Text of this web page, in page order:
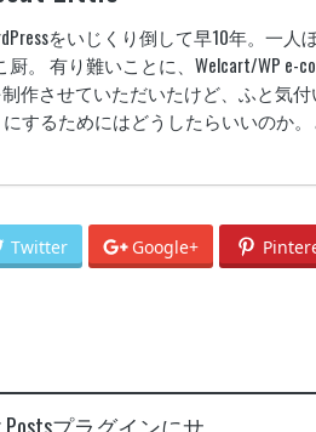
をいじくり倒して早10年。一
厨。 有り難いことに、Welcart/WP e-
制作させていただいたけど、ふと気
するためにはどうしたらいいのか
GraphAPI v2.9でいいね・シェア数を
Filewatcherでautoprefixerを使う方法-
Templateを使用してのプレビュー
『WooCommerce Fields for Japan』を
プラグインディレクトリで
Twitter Google+